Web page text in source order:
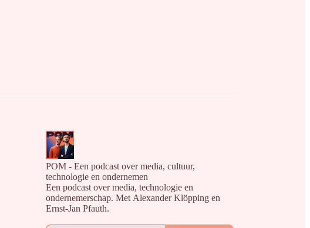
POM - Een podcast over media, cultuur,
technologie en ondernemen
Een podcast over media, technologie en
ondernemerschap. Met Alexander Klöpping en
Ernst-Jan Pfauth.